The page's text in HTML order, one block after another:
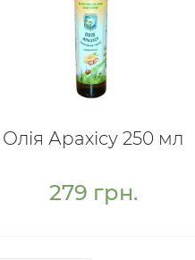
Олія Арахісу 250 мл
279 грн.